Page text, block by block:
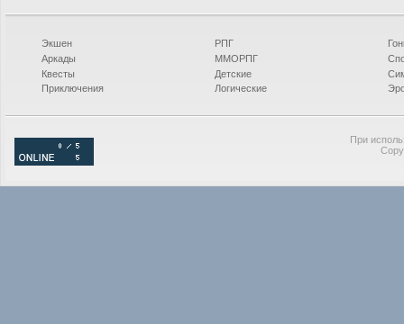
Экшен
Аркады
Квесты
Приключения
РПГ
ММОРПГ
Детские
Логические
При